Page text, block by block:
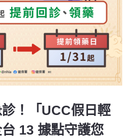
！「UCC假日輕
13 據點守護您